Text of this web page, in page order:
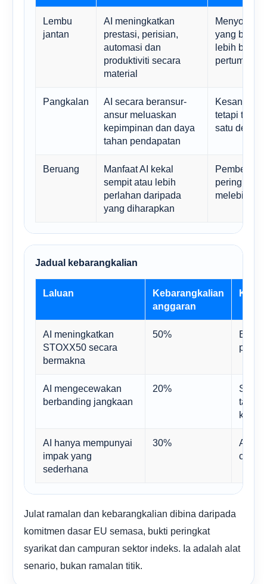
Lembu
jantan
AI meningkatkan
prestasi, perisian,
automasi dan
produktiviti secara
material
yang
lebih
Pangkalan
AI secara beransur-
ansur meluaskan
kepimpinan dan daya
tahan pendapatan
Kesan
tetapi
satu dekad
Beruang
Manfaat AI kekal
sempit atau lebih
perlahan daripada
yang diharapkan
peringkat
melebihi
Jadual kebarangkalian
Laluan
Kebarangkalian
anggaran
AI meningkatkan
STOXX50 secara
bermakna
50%
AI mengecewakan
berbanding jangkaan
20%
Satu
tajuk
AI hanya mempunyai
impak yang
sederhana
30%
Agak
cip
Julat ramalan dan kebarangkalian dibina daripada
komitmen dasar EU semasa, bukti peringkat
syarikat dan campuran sektor indeks. Ia adalah alat
senario, bukan ramalan titik.